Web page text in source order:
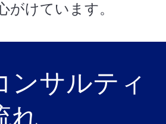
がけています。
ンサルティ
れ